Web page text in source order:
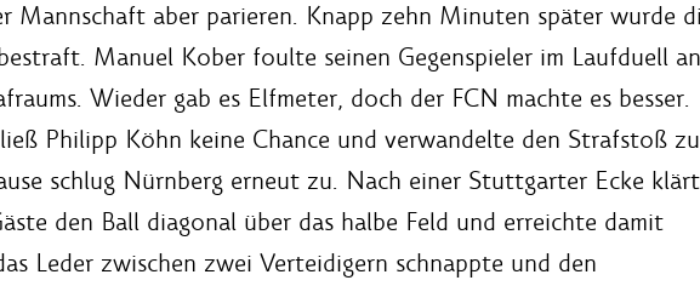
Mannschaft aber parieren. Knapp zehn Minuten später wurde
Manuel Kober foulte seinen Gegenspieler im Laufduell an
Wieder gab es Elfmeter, doch der FCN machte es besser.
Philipp Köhn keine Chance und verwandelte den Strafstoß
schlug Nürnberg erneut zu. Nach einer Stuttgarter Ecke
den Ball diagonal über das halbe Feld und erreichte damit
Leder zwischen zwei Verteidigern schnappte und den